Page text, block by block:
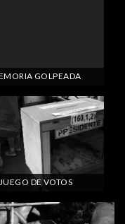
GOLPEADA
JUEGO DE VOTOS